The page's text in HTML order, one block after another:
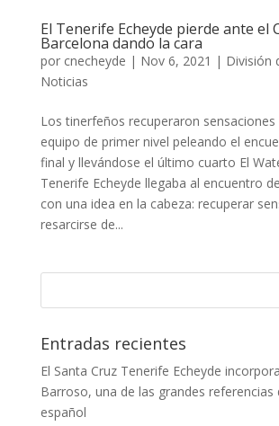
El Tenerife Echeyde pierde ante el
Barcelona dando la cara
por cnecheyde | Nov 6, 2021 | División
Noticias
Los tinerfeños recuperaron sensaciones
equipo de primer nivel peleando el
final y llevándose el último cuarto El
Tenerife Echeyde llegaba al encuentro
con una idea en la cabeza: recuperar
resarcirse de...
Entradas recientes
El Santa Cruz Tenerife Echeyde
Barroso, una de las grandes
español